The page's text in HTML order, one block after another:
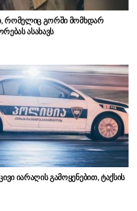
რომელიც გორში მომხდარ
ასახავს
იარაღის გამოყენებით, ტაქსის